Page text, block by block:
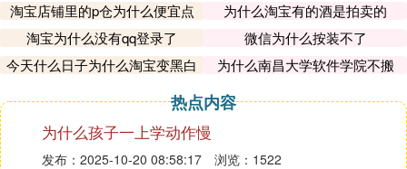
淘宝店铺里的p仓为什么便宜点
为什么淘宝有的酒是拍卖的
淘宝为什么没有qq登录了
微信为什么按装不了
今天什么日子为什么淘宝变黑白
为什么南昌大学软件学院不搬
热点内容
为什么孩子一上学动作慢
发布：2025-10-20 08:58:17 浏览：1522